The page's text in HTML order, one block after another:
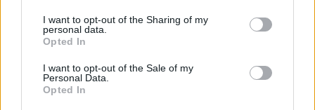
I want to opt-out of the Sharing of my
personal data.
Opted In
I want to opt-out of the Sale of my
Personal Data.
Opted In